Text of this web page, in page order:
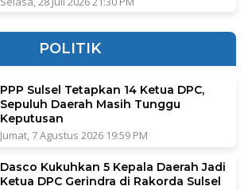
POLITIK
PPP Sulsel Tetapkan 14 Ketua DPC,
Sepuluh Daerah Masih Tunggu
Keputusan
Jumat, 7 Agustus 2026 19:59 PM
Dasco Kukuhkan 5 Kepala Daerah Jadi
Ketua DPC Gerindra di Rakorda Sulsel